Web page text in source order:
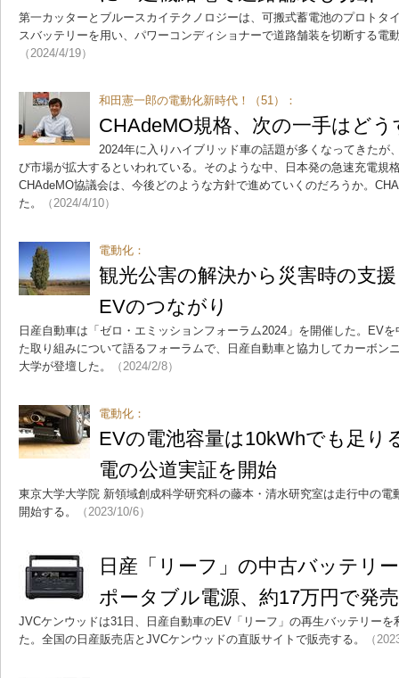
第一カッターとブルースカイテクノロジーは、可搬式蓄電池のプロトタ
スバッテリーを用い、パワーコンディショナーで道路舗装を切断する電
（2024/4/19）
和田憲一郎の電動化新時代！（51）：
CHAdeMO規格、次の一手はど
2024年に入りハイブリッド車の話題が多くなってきたが
び市場が拡大するといわれている。そのような中、日本発の急速充電規
CHAdeMO協議会は、今後どのような方針で進めていくのだろうか。
た。
（2024/4/10）
電動化：
観光公害の解決から災害時の支
EVのつながり
日産自動車は「ゼロ・エミッションフォーラム2024」を開催した。EV
た取り組みについて語るフォーラムで、日産自動車と協力してカーボン
大学が登壇した。
（2024/2/8）
電動化：
EVの電池容量は10kWhでも足
電の公道実証を開始
東京大学大学院 新領域創成科学研究科の藤本・清水研究室は走行中の電
開始する。
（2023/10/6）
日産「リーフ」の中古バッテリ
ポータブル電源、約17万円で発売
JVCケンウッドは31日、日産自動車のEV「リーフ」の再生バッテリー
た。全国の日産販売店とJVCケンウッドの直販サイトで販売する。
（